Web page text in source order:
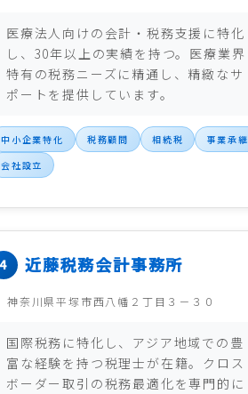
医療法人向けの会計・税務支援に特化
し、30年以上の実績を持つ。医療業界
特有の税務ニーズに精通し、精緻なサ
ポートを提供しています。
中小企業特化 税務顧問 相続税
事業承継
会社設立
近藤税務会計事務所
神奈川県平塚市西八幡２丁目３－３０
国際税務に特化し、アジア地域での豊
富な経験を持つ税理士が在籍。クロス
ボーダー取引の税務最適化を専門的に